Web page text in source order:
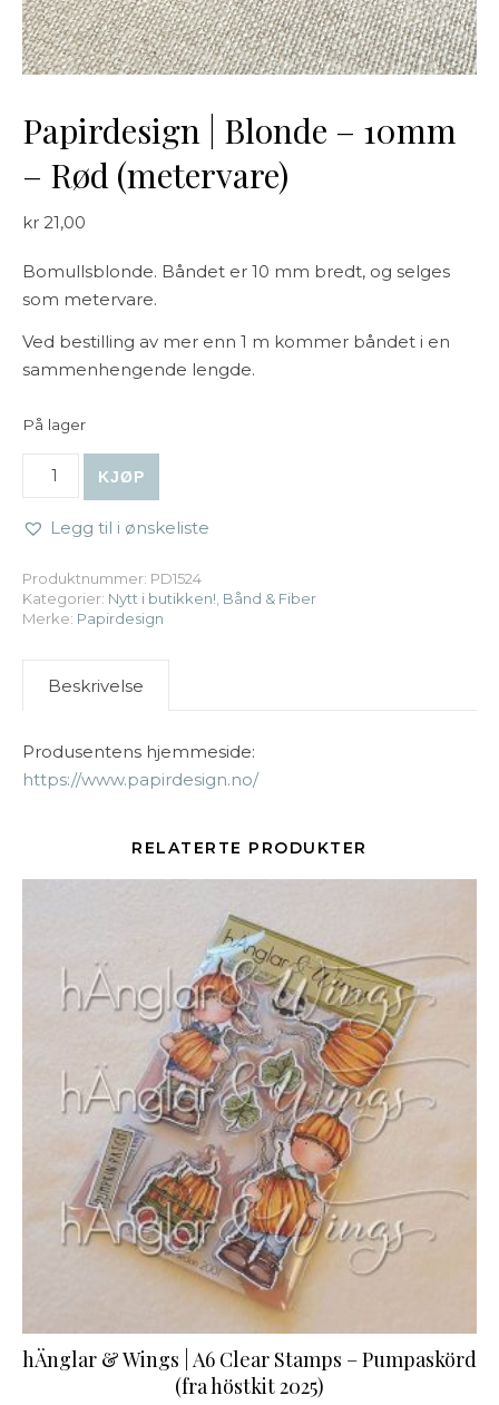
Papirdesign | Blonde – 10mm
– Rød (metervare)
kr 21,00
Bomullsblonde. Båndet er 10 mm bredt, og selges
som metervare.
Ved bestilling av mer enn 1 m kommer båndet i en
sammenhengende lengde.
På lager
KJØP
Legg til i ønskeliste
Produktnummer: PD1524
Kategorier: Nytt i butikken! Bånd & Fiber
Merke: Papirdesign
Beskrivelse
Produsentens hjemmeside:
https://www.papirdesign.no/
RELATERTE PRODUKTER
hÄnglar & Wings | A6 Clear Stamps – Pumpaskörd
(fra höstkit 2025)